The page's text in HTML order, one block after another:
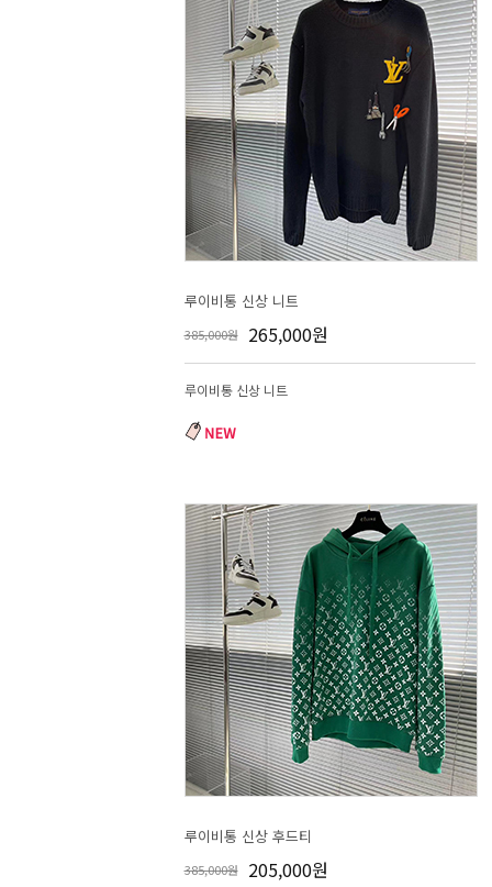
루이비통 신상 니트
385,000원 265,000원
루이비통 신상 니트
루이비통 신상 후드티
385,000원 205,000원